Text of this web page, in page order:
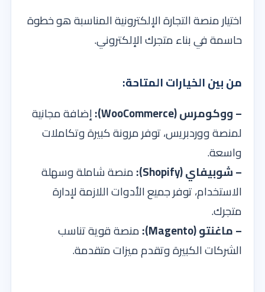
اختيار منصة التجارة الإلكترونية المناسبة هو خطوة
حاسمة في بناء متجرك الإلكتروني.
من بين الخيارات المتاحة:
– ووكومرس (WooCommerce):
إضافة مجانية
لمنصة ووردبريس، توفر مرونة كبيرة وتكاملات
واسعة.
– شوبيفاي (Shopify):
منصة شاملة وسهلة
الاستخدام، توفر جميع الأدوات اللازمة لإدارة
متجرك.
– ماغنتو (Magento):
منصة قوية تناسب
الشركات الكبيرة وتقدم ميزات متقدمة.